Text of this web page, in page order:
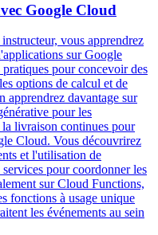
Google Cloud
vous apprendrez
sur Google
pour concevoir des
options de calcul et de
apprendrez davantage sur
pour les
livraison continues pour
Cloud. Vous découvrirez
et l'utilisation de
pour coordonner les
sur Cloud Functions,
fonctions à usage unique
les événements au sein